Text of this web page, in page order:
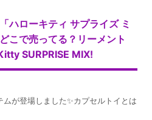
ハローキティ サプライズ ミ
こで売ってる？リーメント
SURPRISE MIX!
が登場しました✨カプセルトイとは